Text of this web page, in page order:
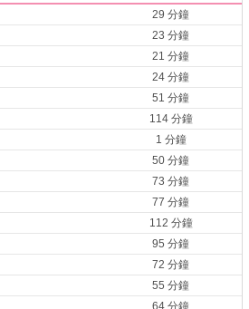
29 分鐘
23 分鐘
21 分鐘
24 分鐘
51 分鐘
114 分鐘
1 分鐘
50 分鐘
73 分鐘
77 分鐘
112 分鐘
95 分鐘
72 分鐘
55 分鐘
64 分鐘